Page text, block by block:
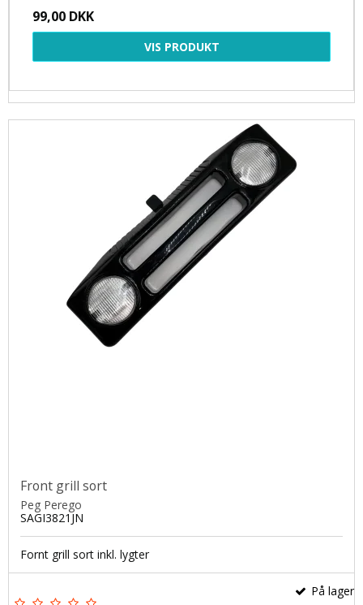
99,00 DKK
VIS PRODUKT
Front grill sort
Peg Perego
SAGI3821JN
Fornt grill sort inkl. lygter
På lager